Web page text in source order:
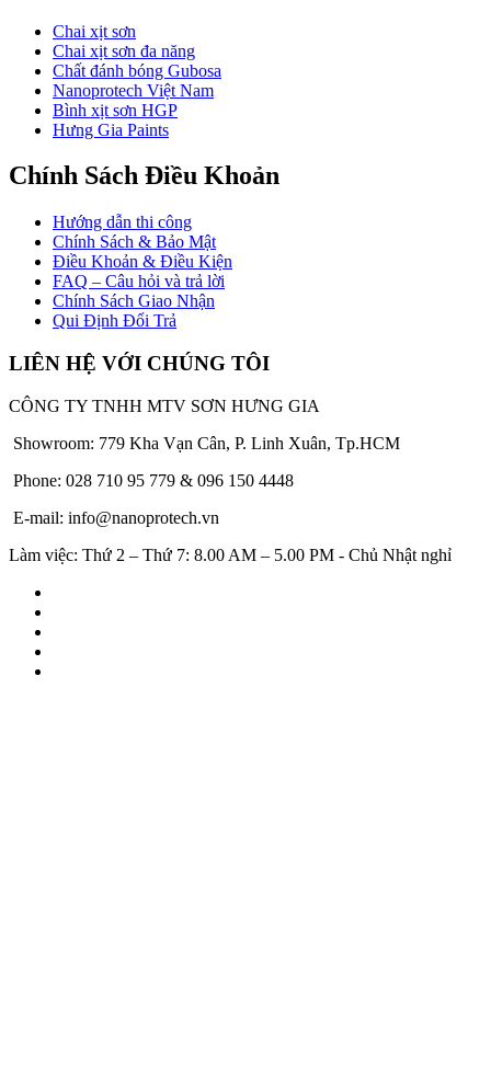
Chai xịt sơn
Chai xịt sơn đa năng
Chất đánh bóng Gubosa
Nanoprotech Việt Nam
Bình xịt sơn HGP
Hưng Gia Paints
Chính Sách Điều Khoản
Hướng dẫn thi công
Chính Sách & Bảo Mật
Điều Khoản & Điều Kiện
FAQ – Câu hỏi và trả lời
Chính Sách Giao Nhận
Qui Định Đổi Trả
LIÊN HỆ VỚI CHÚNG TÔI
CÔNG TY TNHH MTV SƠN HƯNG GIA
Showroom: 779 Kha Vạn Cân, P. Linh Xuân, Tp.HCM
Phone: 028 710 95 779 & 096 150 4448
E-mail: info@nanoprotech.vn
Làm việc: Thứ 2 – Thứ 7: 8.00 AM – 5.00 PM - Chủ Nhật nghỉ